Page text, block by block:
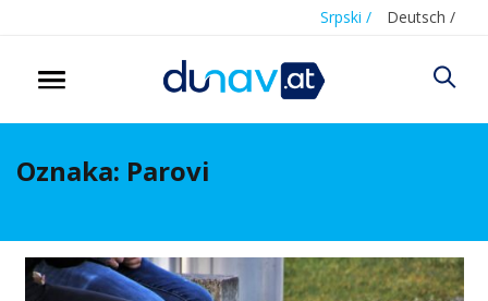
Srpski / Deutsch /
Oznaka: Parovi